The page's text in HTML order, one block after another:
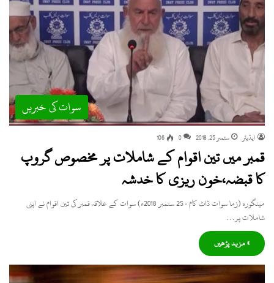
سوات کی خبریں
ایڈیٹر ستمبر 25, 2018 0
106
قمبر میں تین اقوام کے شاملات پر مخصوص گروپ
کا قبضہ،خون ریزی کا خدشہ
مینگورہ (زما سوات ڈاٹ کام ، 25 ستمبر 2018ء) سوات کے علاقہ قمبر کی تین اقوام نے اپنی
شاملات پر…
» مزید پڑھیں